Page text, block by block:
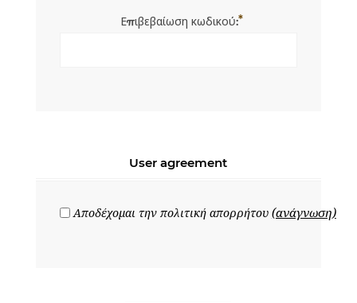
Επιβεβαίωση κωδικού:*
User agreement
Αποδέχομαι την πολιτική απορρήτου (ανάγνωση)